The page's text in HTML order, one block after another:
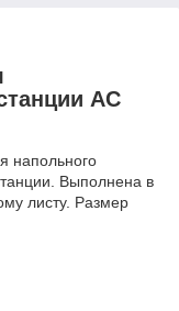
AC
напольного
Выполнена в
листу. Размер